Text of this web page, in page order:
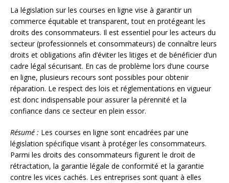
La législation sur les courses en ligne vise à garantir un
commerce équitable et transparent, tout en protégeant les
droits des consommateurs. Il est essentiel pour les acteurs du
secteur (professionnels et consommateurs) de connaître leurs
droits et obligations afin d’éviter les litiges et de bénéficier d’un
cadre légal sécurisant. En cas de problème lors d’une course
en ligne, plusieurs recours sont possibles pour obtenir
réparation. Le respect des lois et réglementations en vigueur
est donc indispensable pour assurer la pérennité et la
confiance dans ce secteur en plein essor.
Résumé : Les courses en ligne sont encadrées par une
législation spécifique visant à protéger les consommateurs.
Parmi les droits des consommateurs figurent le droit de
rétractation, la garantie légale de conformité et la garantie
contre les vices cachés. Les entreprises sont quant à elles